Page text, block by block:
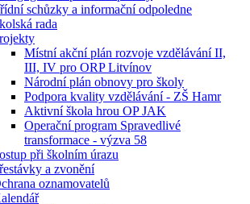
schůzky a informační odpoledne
rada
Místní akční plán rozvoje vzdělávání II,
III, IV pro ORP Litvínov
Národní plán obnovy pro školy
Podpora kvality vzdělávání - ZŠ Hamr
Aktivní škola hrou OP JAK
Operační program Spravedlivé
transformace - výzva 58
při školním úrazu
a zvonění
oznamovatelů